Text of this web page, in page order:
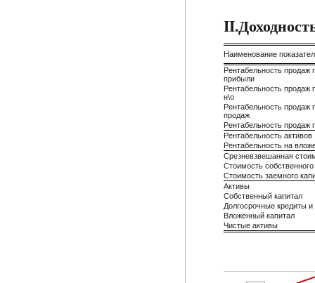
Наименование
Рентабельность продаж
прибыли
Рентабельность продаж
н\о
Рентабельность продаж
продаж
Рентабельность продаж
Рентабельность активов
Рентабельность на
Срезневзвешанная
Стоимость собственного
Стоимость заемного
Активы
Собственный капитал
Долгосрочные кредиты
Вложенный капитал
Чистые активы